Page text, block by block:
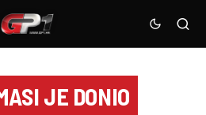
JE DONIO